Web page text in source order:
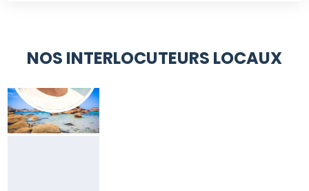
NOS INTERLOCUTEURS LOCAUX